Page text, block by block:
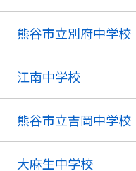
熊谷市立別府中学校
江南中学校
熊谷市立吉岡中学校
大麻生中学校